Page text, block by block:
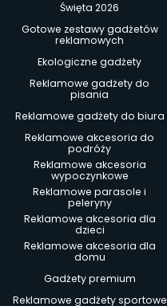
Święta 2026
Gotowe zestawy gadżetów
reklamowych
Ekologiczne gadżety
Reklamowe gadżety do
pisania
Reklamowe gadżety do biura
Reklamowe akcesoria do
podróży
Reklamowe akcesoria
wypoczynkowe
Reklamowe parasole i
peleryny
Reklamowe akcesoria dla
dzieci
Reklamowe akcesoria dla
domu
Gadżety premium
Reklamowe gadżety sportowe